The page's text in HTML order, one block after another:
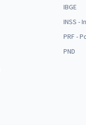
IBGE
INSS -
PRF -
PND